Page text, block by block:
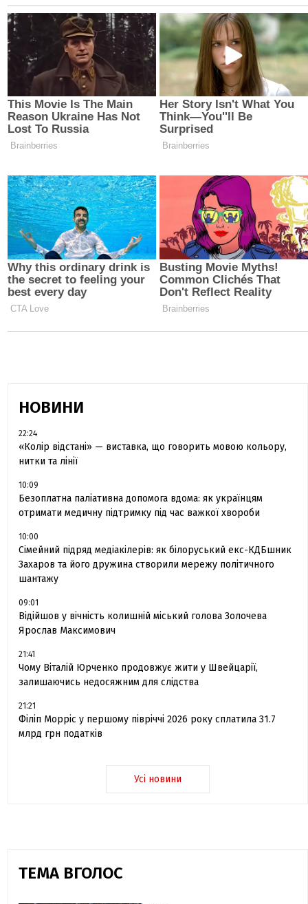
НОВИНИ
22:24
«Колір відстані» — виставка, що говорить мовою кольору,
нитки та лінії
10:09
Безоплатна паліативна допомога вдома: як українцям
отримати медичну підтримку під час важкої хвороби
10:00
Сімейний підряд медіакілерів: як білоруський екс-КДБшник
Захаров та його дружина створили мережу політичного
шантажу
09:01
Відійшов у вічність колишній міський голова Золочева
Ярослав Максимович
21:41
Чому Віталій Юрченко продовжує жити у Швейцарії,
залишаючись недосяжним для слідства
21:21
Філіп Морріс у першому півріччі 2026 року сплатила 31.7
млрд грн податків
Усі новини
ТЕМА ВГОЛОС